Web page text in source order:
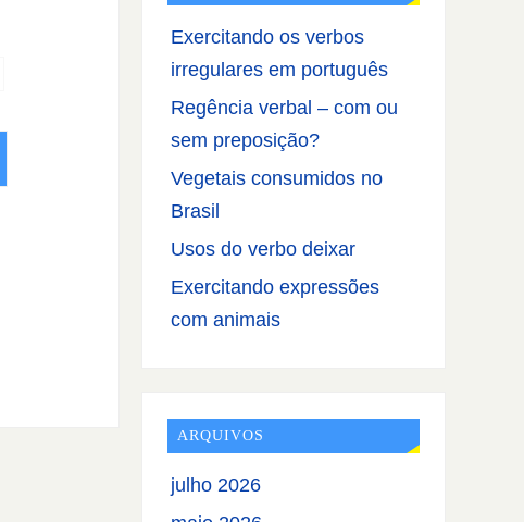
Exercitando os verbos
irregulares em português
Regência verbal – com ou
sem preposição?
Vegetais consumidos no
Brasil
Usos do verbo deixar
Exercitando expressões
com animais
ARQUIVOS
julho 2026